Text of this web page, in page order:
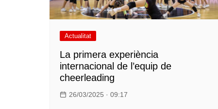
Actualitat
La primera experiència
internacional de l’equip de
cheerleading
26/03/2025 · 09:17